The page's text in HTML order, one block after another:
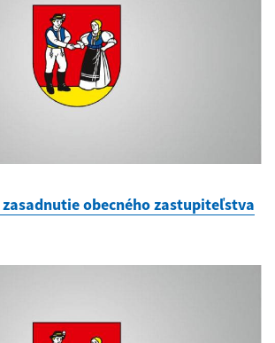
obecného zastupiteľstva